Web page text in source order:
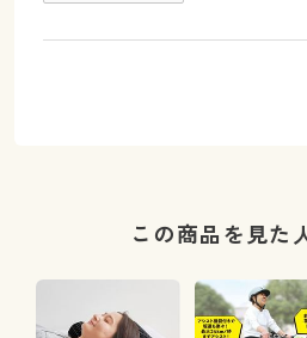
この商品を見た